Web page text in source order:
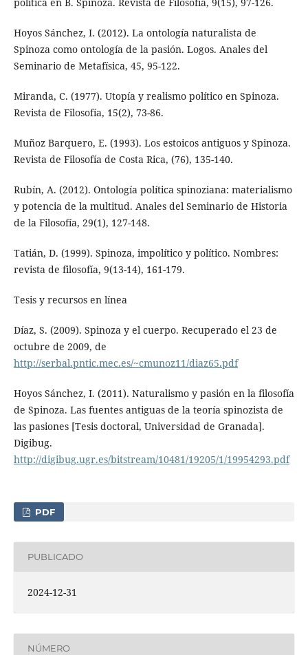
Hoyos Sánchez, I. (2012). La ontología naturalista de
Spinoza como ontología de la pasión. Logos. Anales del
Seminario de Metafísica, 45, 95-122.
Miranda, C. (1977). Utopía y realismo político en Spinoza.
Revista de Filosofía, 15(2), 73-86.
Muñoz Barquero, E. (1993). Los estoicos antiguos y Spinoza.
Revista de Filosofía de Costa Rica, (76), 135-140.
Rubín, A. (2012). Ontología política spinoziana: materialismo
y potencia de la multitud. Anales del Seminario de Historia
de la Filosofía, 29(1), 127-148.
Tatián, D. (1999). Spinoza, impolítico y político. Nombres:
revista de filosofía, 9(13-14), 161-179.
Tesis y recursos en línea
Díaz, S. (2009). Spinoza y el cuerpo. Recuperado el 23 de
octubre de 2009, de
http://serbal.pntic.mec.es/~cmunoz11/diaz65.pdf
Hoyos Sánchez, I. (2011). Naturalismo y pasión en la filosofía
de Spinoza. Las fuentes antiguas de la teoría spinozista de
las pasiones [Tesis doctoral, Universidad de Granada].
Digibug.
http://digibug.ugr.es/bitstream/10481/19205/1/19954293.pdf
PDF
PUBLICADO
2024-12-31
NÚMERO